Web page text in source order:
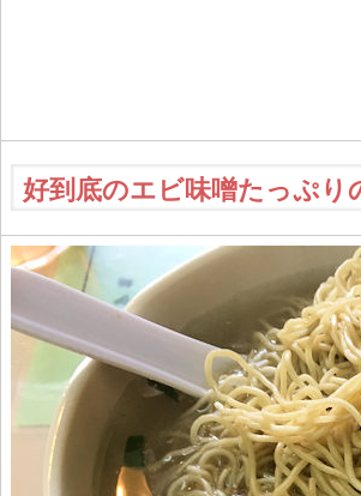
好到底のエビ味噌たっぷ